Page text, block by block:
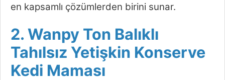
en kapsamlı çözümlerden birini sunar.
2. Wanpy Ton Balıklı
Tahılsız Yetişkin Konserve
Kedi Maması